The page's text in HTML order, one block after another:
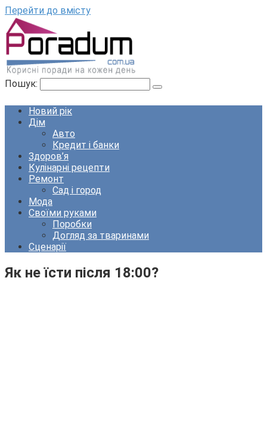
Перейти до вмісту
Пошук:
Новий рік
Дім
Авто
Кредит і банки
Здоров’я
Кулінарні рецепти
Ремонт
Сад і город
Мода
Своїми руками
Поробки
Догляд за тваринами
Сценарії
Як не їсти після 18:00?